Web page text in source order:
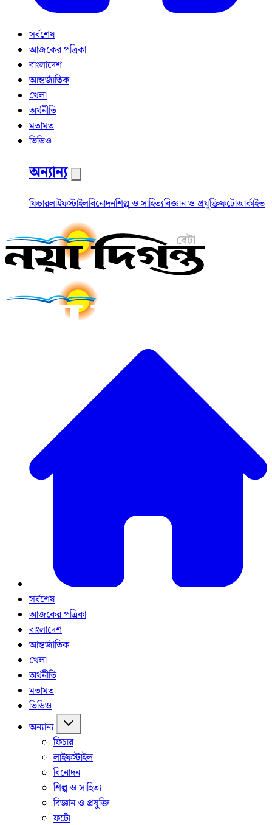
সর্বশেষ
আজকের পত্রিকা
বাংলাদেশ
আন্তর্জাতিক
খেলা
অর্থনীতি
মতামত
ভিডিও
অন্যান্য
ফিচারলাইফস্টাইলবিনোদনশিল্প ও সাহিত্যবিজ্ঞান ও প্রযুক্তিফটোআর্কাইভ
সর্বশেষ
আজকের পত্রিকা
বাংলাদেশ
আন্তর্জাতিক
খেলা
অর্থনীতি
মতামত
ভিডিও
অন্যান্য
ফিচার
লাইফস্টাইল
বিনোদন
শিল্প ও সাহিত্য
বিজ্ঞান ও প্রযুক্তি
ফটো